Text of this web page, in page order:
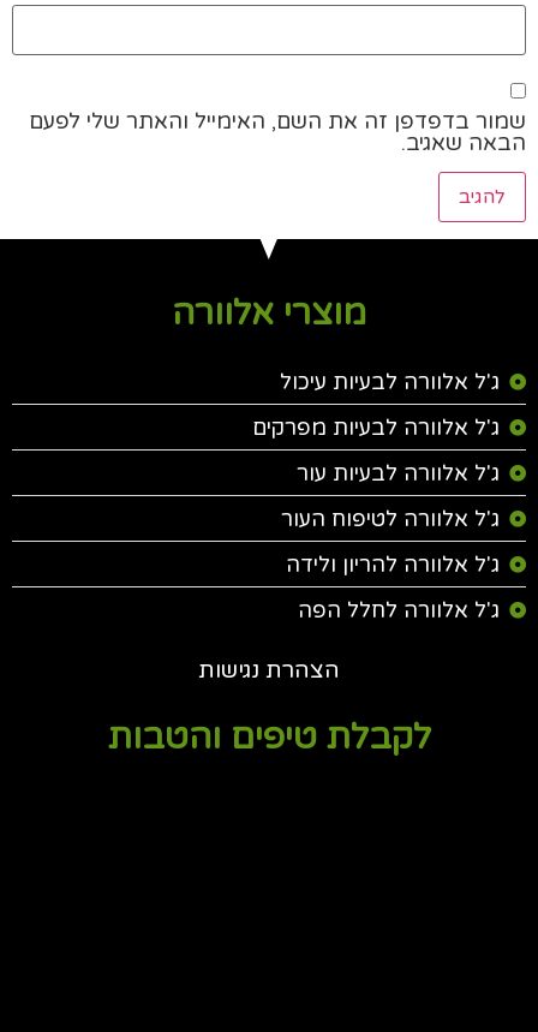
שמור בדפדפן זה את השם, האימייל והאתר שלי לפעם
הבאה שאגיב.
מוצרי אלוורה
ג'ל אלוורה לבעיות עיכול
ג'ל אלוורה לבעיות מפרקים
ג'ל אלוורה לבעיות עור
ג'ל אלוורה לטיפוח העור
ג'ל אלוורה להריון ולידה
ג'ל אלוורה לחלל הפה
הצהרת נגישות
לקבלת טיפים והטבות